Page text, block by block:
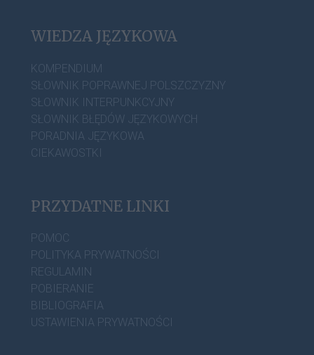
WIEDZA JĘZYKOWA
KOMPENDIUM
SŁOWNIK POPRAWNEJ POLSZCZYZNY
SŁOWNIK INTERPUNKCYJNY
SŁOWNIK BŁĘDÓW JĘZYKOWYCH
PORADNIA JĘZYKOWA
CIEKAWOSTKI
PRZYDATNE LINKI
POMOC
POLITYKA PRYWATNOŚCI
REGULAMIN
POBIERANIE
BIBLIOGRAFIA
USTAWIENIA PRYWATNOŚCI